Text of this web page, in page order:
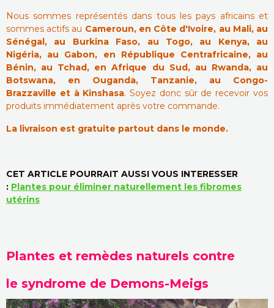
Nous sommes représentés dans tous les pays africains et
sommes actifs au Cameroun, en Côte d'Ivoire, au Mali, au
Sénégal, au Burkina Faso, au Togo, au Kenya, au
Nigéria, au Gabon, en République Centrafricaine, au
Bénin, au Tchad, en Afrique du Sud, au Rwanda, au
Botswana, en Ouganda, Tanzanie, au Congo-
Brazzaville et à Kinshasa. Soyez donc sûr de recevoir vos
produits immédiatement après votre commande.
La livraison est gratuite partout dans le monde.
CET ARTICLE POURRAIT AUSSI VOUS INTERESSER
: Plantes pour éliminer naturellement les fibromes
utérins
Plantes et remèdes naturels contre
le syndrome de Demons-Meigs